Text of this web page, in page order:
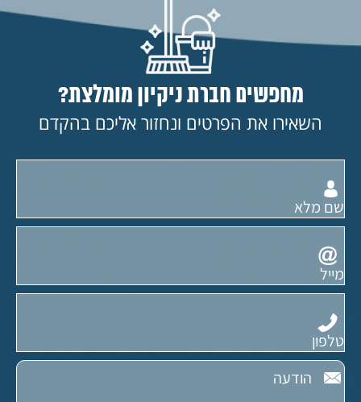
מחפשים חברת ניקיון מומלצת?
השאירו את הפרטים ונחזור אליכם בהקדם